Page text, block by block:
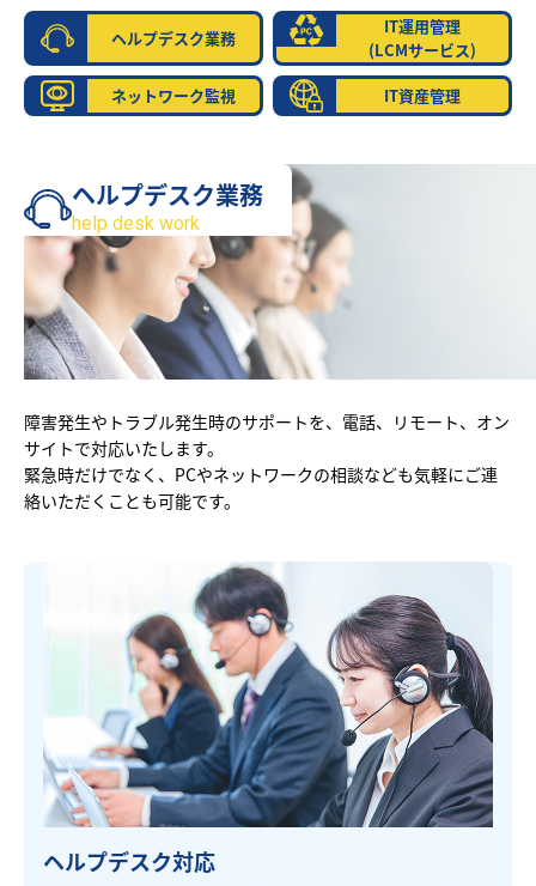
ヘルプデスク業務
IT運用管理
(LCMサービス)
ネットワーク監視
IT資産管理
ヘルプデスク業務
help desk work
障害発生やトラブル発生時のサポートを、電話、リモート、オン
サイトで対応いたします。
緊急時だけでなく、PCやネットワークの相談なども気軽にご連
絡いただくことも可能です。
ヘルプデスク対応